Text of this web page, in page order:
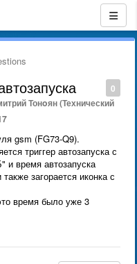
0
Тонoян (Технический
gsm (FG73-Q9).
триггер автозапуска с
и время автозапуска
загорается иконка с
время было уже 3